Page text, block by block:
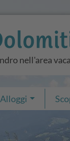
nell'area
Alloggi